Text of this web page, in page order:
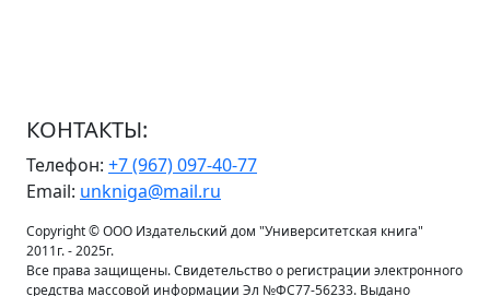
КОНТАКТЫ:
Телефон: +7 (967) 097-40-77
Email: unkniga@mail.ru
Copyright © ООО Издательский дом "Университетская книга"
2011г. - 2025г.
Все права защищены. Свидетельство о регистрации электронного
средства массовой информации Эл №ФС77-56233. Выдано